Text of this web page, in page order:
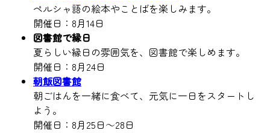
ペルシャ語の絵本やことばを楽しみます。
開催日：8月14日
図書館で縁日
夏らしい縁日の雰囲気を、図書館で楽しめます。
開催日：8月24日
朝飯図書館
朝ごはんを一緒に食べて、元気に一日をスタートし
よう。
開催日：8月25日～28日